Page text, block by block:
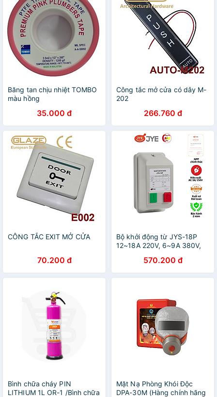
Băng tan chịu nhiệt TOMBO
màu hồng
35.000 đ
Công tắc mở cửa có dây M-
202
266.760 đ
CÔNG TẮC EXIT MỞ CỬA
70.200 đ
Bộ khởi động từ JYS-18P
12~18A 220V, 6~9A 380V,
570.200 đ
Bình chữa cháy PIN
LITHIUM 1L OR-1 /Bình chữa
Mặt Nạ Phòng Khói Độc
DPA-30M (Hàng chính hãng